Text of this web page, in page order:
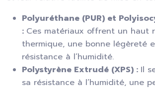
Polyuréthane (PUR) et
: Ces matériaux offrent un haut
thermique, une bonne légèreté
résistance à l’humidité.
Polystyrène Extrudé (XPS) : Il
sa résistance à l’humidité, une